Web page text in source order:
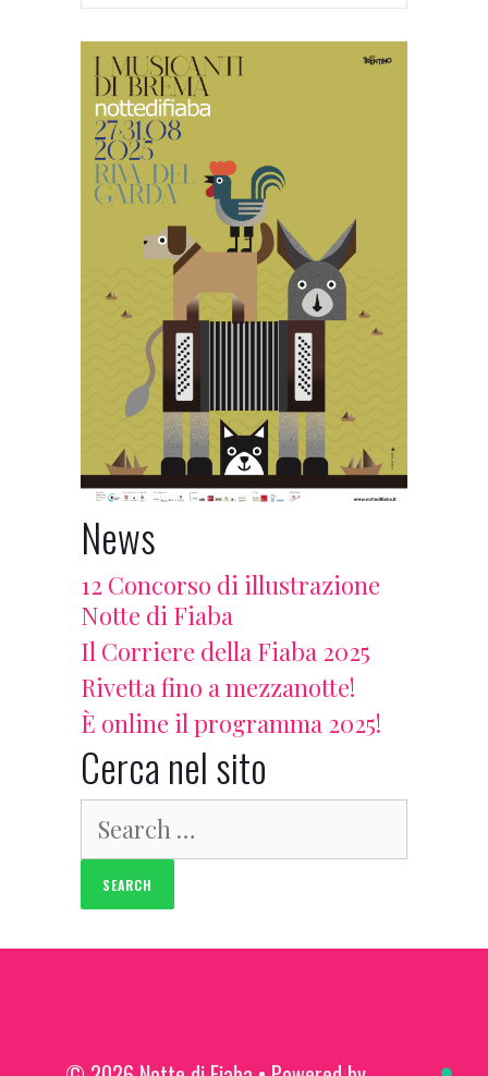
News
12 Concorso di illustrazione
Notte di Fiaba
Il Corriere della Fiaba 2025
Rivetta fino a mezzanotte!
È online il programma 2025!
Cerca nel sito
Search
for: